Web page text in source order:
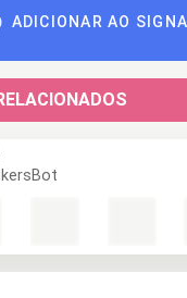
ADICIONAR AO